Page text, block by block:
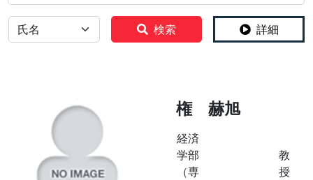
全体 検索 詳細
権 赫旭
経済
学部
（専
教
授